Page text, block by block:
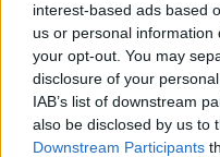
interest-based ads based
us or personal
your opt-out. You may
disclosure of your
IAB’s list of downstream
also be disclosed by us to
Downstream Participants